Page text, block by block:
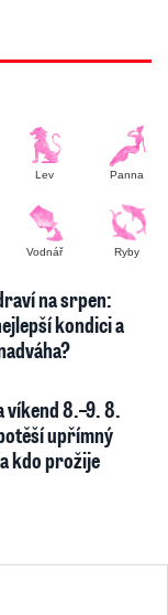
Lev Panna
Vodnář Ryby
na srpen:
kondici a
víkend 8.–9. 8.
upřímný
kdo prožije